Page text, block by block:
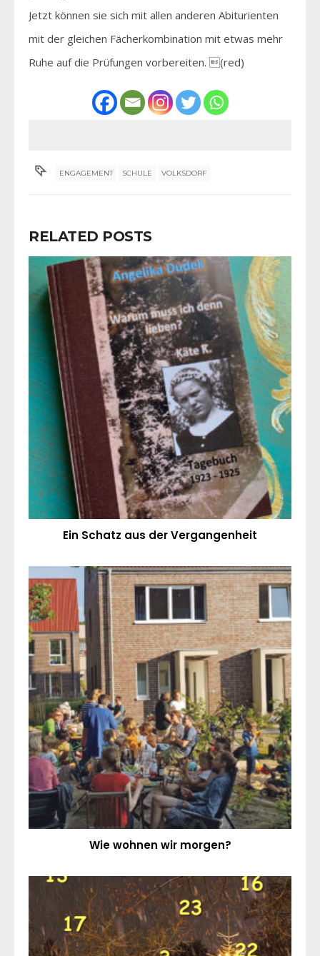
Jetzt können sie sich mit allen anderen Abiturienten
mit der gleichen Fächerkombination mit etwas mehr
Ruhe auf die Prüfungen vorbereiten. (red)
ENGAGEMENT SCHULE VOLKSDORF
RELATED POSTS
Ein Schatz aus der Vergangenheit
Wie wohnen wir morgen?